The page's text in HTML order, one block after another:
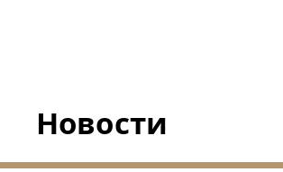
Новости